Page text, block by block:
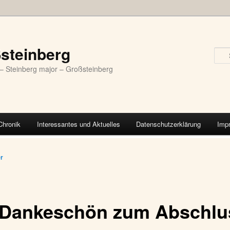
Steinberg major – Großsteinberg
Interessantes und Aktuelles Datenschutzerklärung
zum